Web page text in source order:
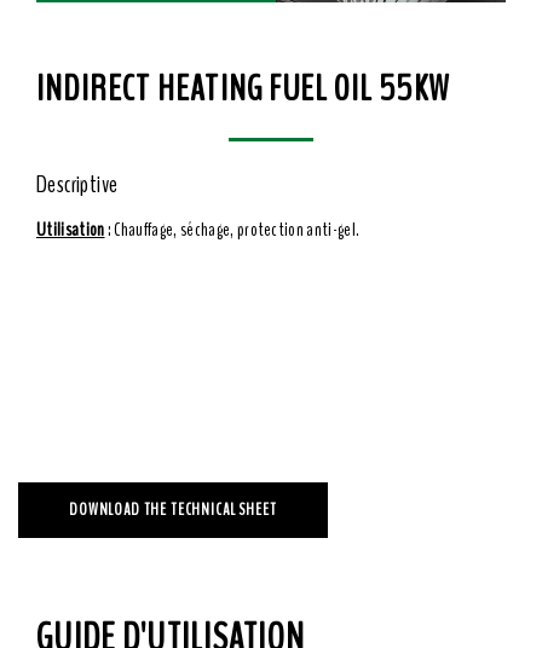
INDIRECT HEATING FUEL OIL 55KW
Descriptive
Utilisation: Chauffage, séchage, protection anti-gel.
DOWNLOAD THE TECHNICAL SHEET
GUIDE D'UTILISATION